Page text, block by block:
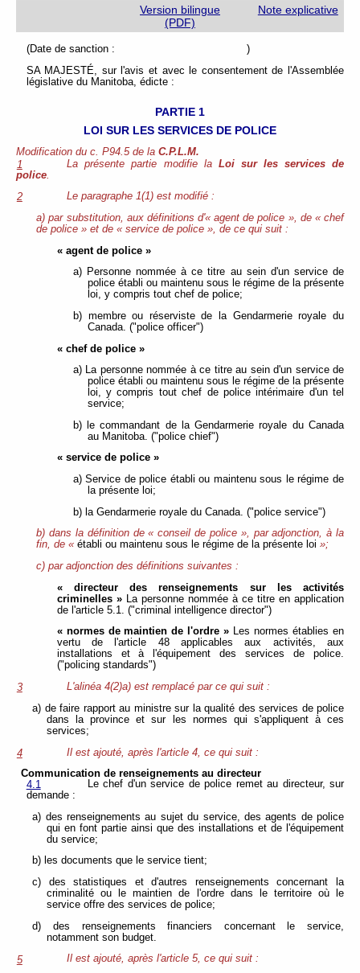
Version bilingue
(PDF)
Note explicative
(Date de sanction : )
SA MAJESTÉ, sur l'avis et avec le consentement de l'Assemblée
législative du Manitoba, édicte :
PARTIE 1
LOI SUR LES SERVICES DE POLICE
Modification du c. P94.5 de la C.P.L.M.
1
La présente partie modifie la Loi sur les services de
police
2
Le paragraphe 1(1) est modifié :
a) par substitution, aux définitions d'« agent de police », de « chef
de police » et de « service de police », de ce qui suit :
« agent de police »
a) Personne nommée à ce titre au sein d'un service de
police établi ou maintenu sous le régime de la présente
loi, y compris tout chef de police;
b) membre ou réserviste de la Gendarmerie royale du
Canada. ("police officer")
« chef de police »
a) La personne nommée à ce titre au sein d'un service de
police établi ou maintenu sous le régime de la présente
loi, y compris tout chef de police intérimaire d'un tel
service;
b) le commandant de la Gendarmerie royale du Canada
au Manitoba. ("police chief")
« service de police »
a) Service de police établi ou maintenu sous le régime de
la présente loi;
b) la Gendarmerie royale du Canada. ("police service")
b) dans la définition de « conseil de police », par adjonction, à la
fin, de «établi ou maintenu sous le régime de la présente loi»;
c) par adjonction des définitions suivantes :
« directeur des renseignements sur les activités
criminelles »La personne nommée à ce titre en application
de l'article 5.1. ("criminal intelligence director")
« normes de maintien de l'ordre » Les normes établies en
vertu de l'article 48 applicables aux activités, aux
installations et à l'équipement des services de police.
("policing standards")
3
L'alinéa 4(2)a) est remplacé par ce qui suit :
a) de faire rapport au ministre sur la qualité des services de police
dans la province et sur les normes qui s'appliquent à ces
services;
4
Il est ajouté, après l'article 4, ce qui suit :
Communication de renseignements au directeur
4.1
Le chef d'un service de police remet au directeur, sur
demande :
a) des renseignements au sujet du service, des agents de police
qui en font partie ainsi que des installations et de l'équipement
du service;
b) les documents que le service tient;
c) des statistiques et d'autres renseignements concernant la
criminalité ou le maintien de l'ordre dans le territoire où le
service offre des services de police;
d) des renseignements financiers concernant le service,
notamment son budget.
5
Il est ajouté, après l'article 5, ce qui suit :